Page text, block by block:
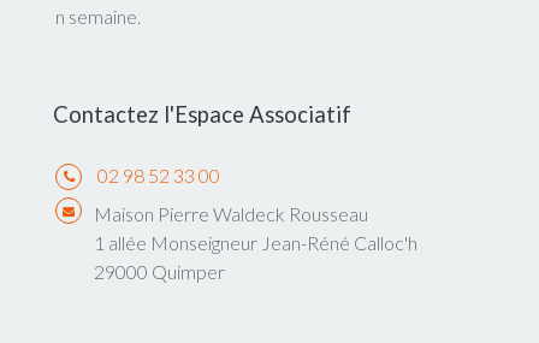
n semaine.
Contactez l'Espace Associatif
02 98 52 33 00
Maison Pierre Waldeck Rousseau
1 allée Monseigneur Jean-Réné Calloc'h
29000 Quimper